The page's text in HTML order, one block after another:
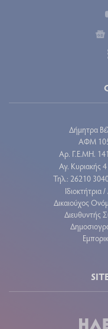
Δήμητρα
ΑΦΜ
Aρ. Γ.Ε.ΜΗ.
Αγ. Κυριακής 4
Τηλ.: 26210
Ιδιοκτήτρια
Δικαιούχος
Διευθυντής